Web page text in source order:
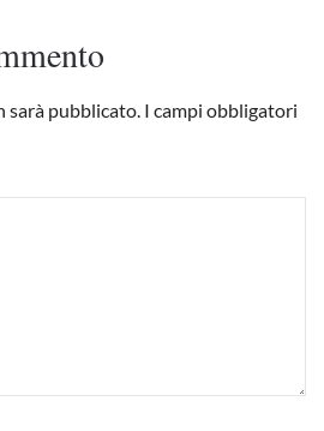
sarà pubblicato. I campi obbligatori